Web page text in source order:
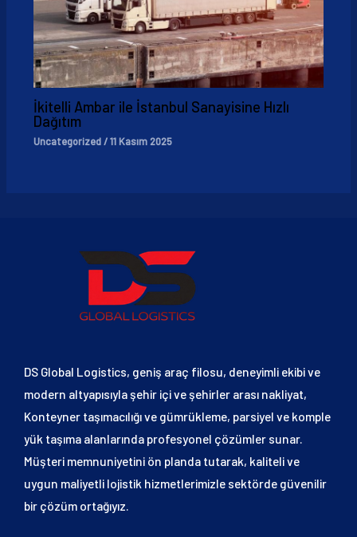
İkitelli Ambar ile İstanbul Sanayisine Hızlı
Dağıtım
Uncategorized/11 Kasım 2025
DS Global Logistics, geniş araç filosu, deneyimli ekibi ve
modern altyapısıyla şehir içi ve şehirler arası nakliyat,
Konteyner taşımacılığı ve gümrükleme, parsiyel ve komple
yük taşıma alanlarında profesyonel çözümler sunar.
Müşteri memnuniyetini ön planda tutarak, kaliteli ve
uygun maliyetli lojistik hizmetlerimizle sektörde güvenilir
bir çözüm ortağıyız.